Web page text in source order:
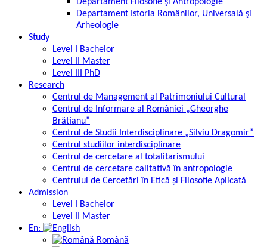
Departament Istoria Românilor, Universală şi
Arheologie
Study
Level I Bachelor
Level II Master
Level III PhD
Research
Centrul de Management al Patrimoniului Cultural
Centrul de Informare al României „Gheorghe
Brătianu”
Centrul de Studii Interdisciplinare „Silviu Dragomir”
Centrul studiilor interdisciplinare
Centrul de cercetare al totalitarismului
Centrul de cercetare calitativă în antropologie
Centrului de Cercetări în Etică și Filosofie Aplicată
Admission
Level I Bachelor
Level II Master
En:
Română